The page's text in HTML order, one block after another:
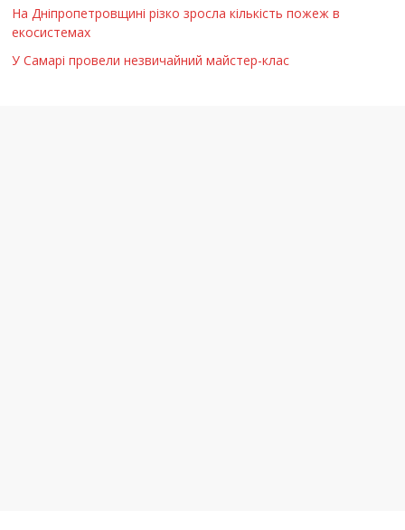
На Дніпропетровщині різко зросла кількість пожеж в
екосистемах
У Самарі провели незвичайний майстер-клас